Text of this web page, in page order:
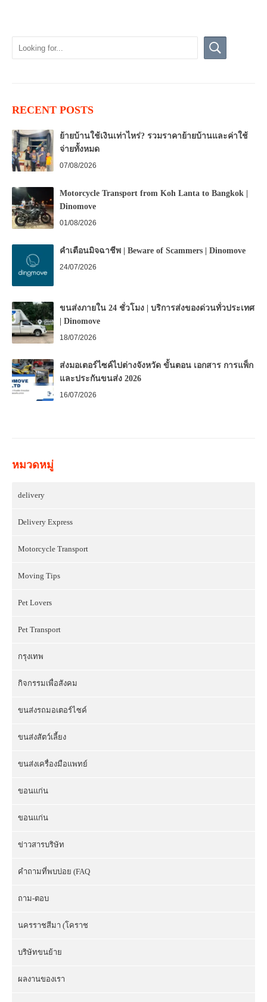
RECENT POSTS
ย้ายบ้านใช้เงินเท่าไหร่? รวมราคาย้ายบ้านและค่าใช้
จ่ายทั้งหมด
07/08/2026
Motorcycle Transport from Koh Lanta to Bangkok |
Dinomove
01/08/2026
คำเตือนมิจฉาชีพ | Beware of Scammers | Dinomove
24/07/2026
ขนส่งภายใน 24 ชั่วโมง | บริการส่งของด่วนทั่วประเทศ
| Dinomove
18/07/2026
ส่งมอเตอร์ไซค์ไปต่างจังหวัด ขั้นตอน เอกสาร การแพ็ก
และประกันขนส่ง 2026
16/07/2026
หมวดหมู่
delivery
Delivery Express
Motorcycle Transport
Moving Tips
Pet Lovers
Pet Transport
กรุงเทพ
กิจกรรมเพื่อสังคม
ขนส่งรถมอเตอร์ไซค์
ขนส่งสัตว์เลี้ยง
ขนส่งเครื่องมือแพทย์
ขอนแก่น
ขอนแก่น
ข่าวสารบริษัท
คำถามที่พบบ่อย (FAQ
ถาม-ตอบ
นครราชสีมา (โคราช
บริษัทขนย้าย
ผลงานของเรา